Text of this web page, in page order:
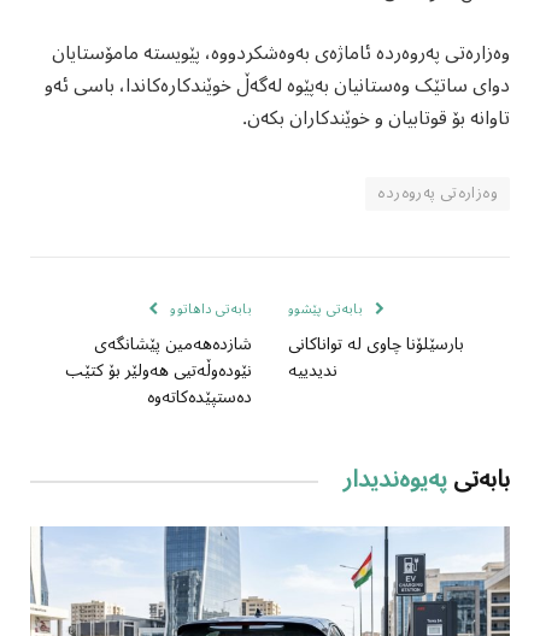
وەزارەتی پەروەردە ئاماژەی بەوەشکردووە، پێویستە مامۆستایان
دوای ساتێک وەستانیان بەپێوە لەگەڵ خوێندکارەکاندا، باسی ئەو
تاوانە بۆ قوتابیان و خوێندکاران بکەن.
وەزارەتی پەروەردە
بابەتی پێشوو
بارسێلۆنا چاوی لە تواناکانی
ندیدییە
بابەتی داهاتوو
شازدەهەمین پێشانگەی
نێودەوڵەتیی هەولێر بۆ کتێب
دەستپێدەکاتەوە
بابەتیپەیوەندیدار